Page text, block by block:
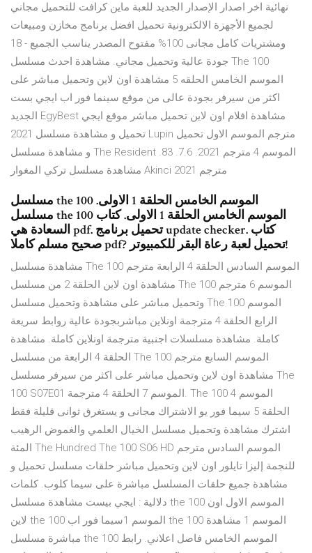
نهائية اخر اصدار الإصدار الجديد للعبة ماين كرافت للتحميل مجاني
لجميع الأجهزة الالكترونية تحميل افضل برنامج مخازن ومبيعات
ومشتريات كامل مجانى 100% مفتوح المصدر يناسب الجميع - 18
جودة عالية وتحميل مجاني. مشاهدة احدث مسلسل The 100
الموسم الخامس الحلقه 5 مشاهدة اون لاين وتحميل مباشر على
اكثر من سيرفر بجودة عالى من موقع سينما فور اب ايجي بست
الجديد EgyBest مشاهدة افلام اون لاين تحميل مباشر موقع ايجي
تحميل و مشاهدة مسلسل 2021 Lupin مترجم الموسم الاول تحميل
و مشاهدة مسلسل The Resident الموسم 4 مترجم 2021. 7.6. 83.
مشاهدة مسلسل تركي المغوار Akinci 2021 مترجم
مسلسل the 100 الموسم الخامس الحلقة 1 الاولى.
مسلسل the 100 الموسم الخامس الحلقة 1 الاولى. كتاب
السعادة هي pdf. تحميل برنامج update checker. كتاب
صحيح مسلم كاملا pdf? تحميل لعبة رعاة البقر للكمبيوتر!
مشاهدة مسلسل The 100 الموسم السادس الحلقة 4 الرابعة مترجم
مشاهدة اون لاين الحلقة 2 من مسلسل The 100 الموسم 6 مترجم
وتحميل مباشر على مشاهدة وتحميل مسلسل The 100 الموسم
الرابع الحلقة 4 مترجمة اونلاين مباشربجودة عالية روابط سريعة
كاملة. مشاهدة مسلسلات اجنبية مترجمة اونلاين كاملة. مشاهدة
الحلقة 4 الرابعة من مسلسل The 100 الموسم السابع مترجم
مشاهدة اون لاين وتحميل مباشر على اكثر من سيرفر مسلسل The
100 S07E01 الموسم 7 الحلقة 4 مترجمة. The 100 الموسم 4
الحلقة 5 سيما فور يو الاشتراك مجانى و يستغرق ثوانى قليلة فقط
اشترك مشاهدة وتحميل مسلسل الخيال العلمي والغموض الرهيب
المئة The Hundred The 100 S06 HD الموسم السادس مترجم
للنجمة إليزا تايلور اون لاين وتحميل مباشر حلقات مسلسل تحميل و
مشاهدة جميع حلقات المسلسل مباشرة على سيما كلوب. كلمات
دلالية : ايجي بيست مشاهدة مسلسل the 100 الموسم الاول اون
لاين the 100 الموسم 1سيما فور اب the 100 الموسم 1 مشاهدة
مباشرة مسلسل the 100 الموسم الخامس فاصل اعلاني. رابط